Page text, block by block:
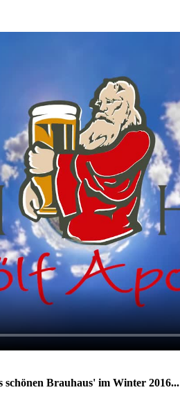
schönen Brauhaus' im Winter 2016...